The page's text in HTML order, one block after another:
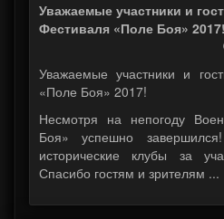
Уважаемые участники и
Фестиваля «Поле Боя» 2017!
Уважаемые участники и
«Поле Боя» 2017!
Несмотря на непогоду
Боя» успешно
исторические клубы за
Спасибо гостям и зрителям ...